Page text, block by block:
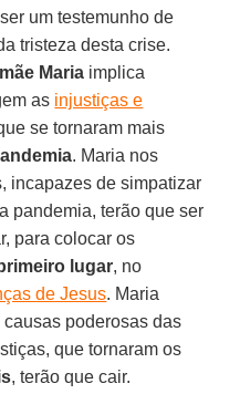
um testemunho de
tristeza desta crise.
mãe Maria implica
as injustiças e
se tornaram mais
. Maria nos
incapazes de simpatizar
pandemia, terão que ser
para colocar os
lugar, no
de Jesus. Maria
poderosas das
que tornaram os
, terão que cair.